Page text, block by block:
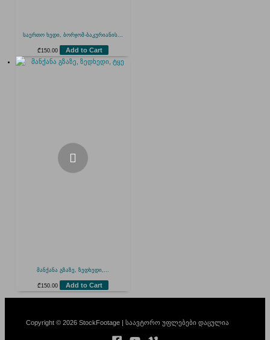
საერთო ხედი, ბორჯომ-ბაკურიანის...
₾150.00 Add to Cart
მანქანა გზაზე, ზედხედი,...
₾150.00 Add to Cart
Copyright © 2026 StockFootage | საავტორო უფლებები დაცულია